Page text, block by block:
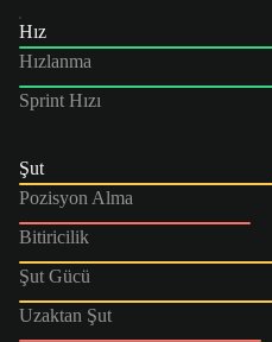
Hız
Hızlanma
Sprint Hızı
Şut
Pozisyon Alma
Bitiricilik
Şut Gücü
Uzaktan Şut